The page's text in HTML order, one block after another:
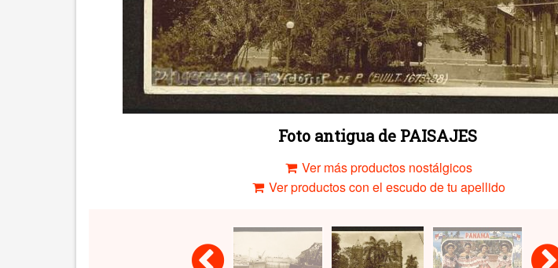
Foto antigua de PAISAJES
Ver más productos nostálgicos
Ver productos con el escudo de tu apellido